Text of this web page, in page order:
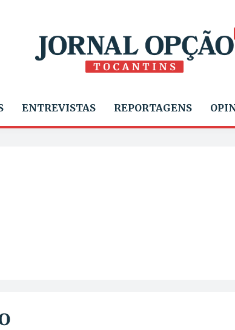
ENTREVISTAS REPORTAGENS